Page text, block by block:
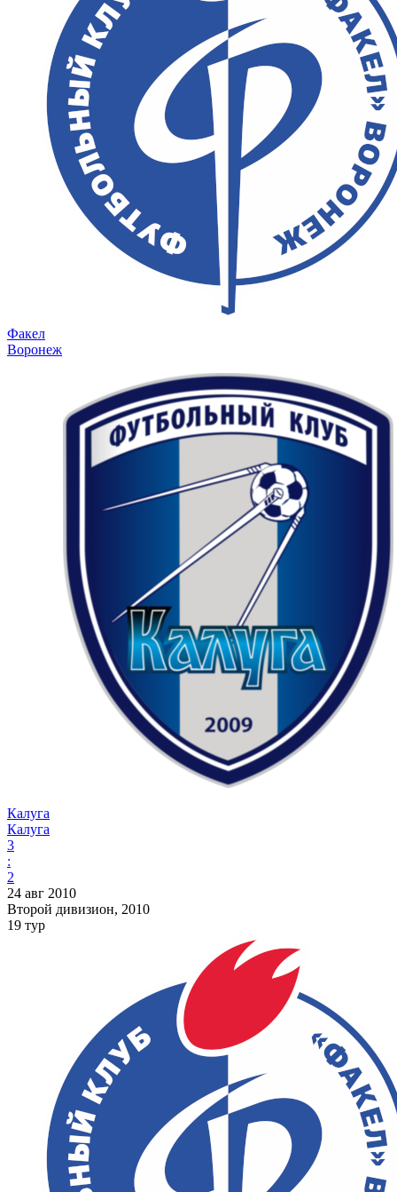
Факел
Воронеж
Калуга
Калуга
3
:
2
24 авг 2010
Второй дивизион, 2010
19 тур